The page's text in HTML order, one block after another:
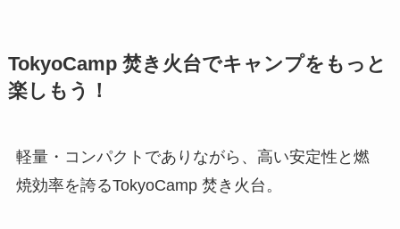
TokyoCamp 焚き火台でキャンプをもっと
楽しもう！
軽量・コンパクトでありながら、高い安定性と燃
焼効率を誇るTokyoCamp 焚き火台。